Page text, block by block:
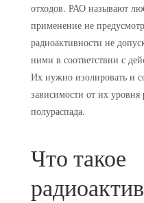
отходов. РАО называют
применение не
радиоактивности не
ними в соответствии с
Их нужно изолировать и
зависимости от их
полураспада.
Что такое